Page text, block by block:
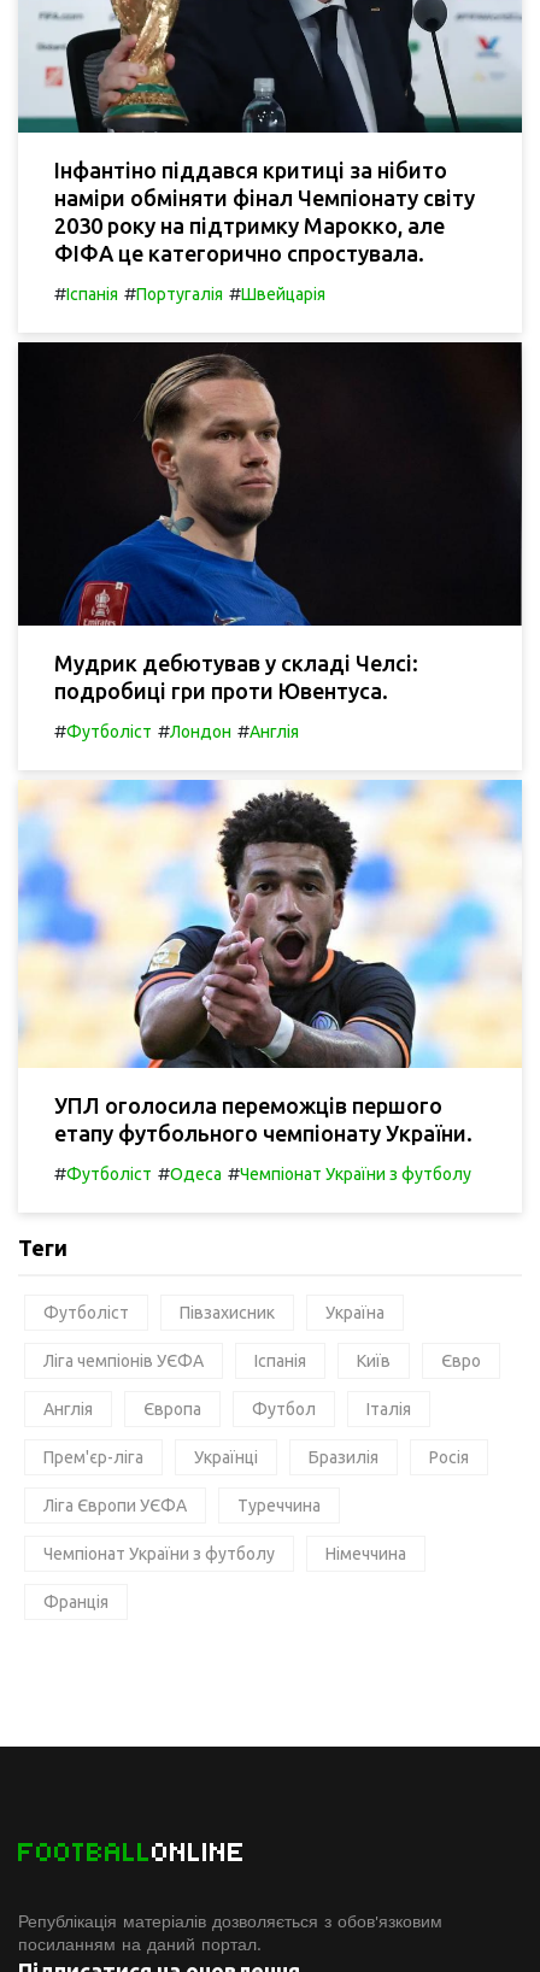
Інфантіно піддався критиці за нібито
наміри обміняти фінал Чемпіонату світу
2030 року на підтримку Марокко, але
ФІФА це категорично спростувала.
#Іспанія #Португалія #Швейцарія
Мудрик дебютував у складі Челсі:
подробиці гри проти Ювентуса.
#Футболіст #Лондон #Англія
УПЛ оголосила переможців першого
етапу футбольного чемпіонату України.
#Футболіст #Одеса #Чемпіонат України з футболу
Теги
Футболіст Півзахисник Україна
Ліга чемпіонів УЄФА Іспанія Київ Євро
Англія Європа Футбол Італія
Прем'єр-ліга Українці Бразилія Росія
Ліга Європи УЄФА Туреччина
Чемпіонат України з футболу Німеччина
Франція
FOOTBALLONLINE
Републікація матеріалів дозволяється з обов'язковим
посиланням на даний портал.